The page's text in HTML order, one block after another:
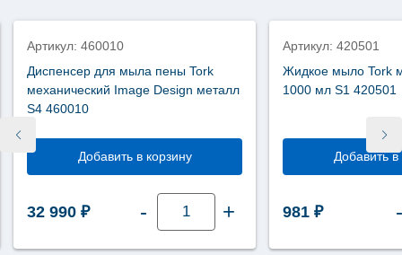
76 903 ₽.
Артикул: 460010
Диспенсер для мыла пены Tork
механический Image Design металл
S4 460010
Добавить в корзину
32 990 ₽ -
Количество
товара
для
мыла
+
Артикул: 420501
Жидкое мыло Tork
1000 мл S1 420501
Добавить в
981 ₽ -